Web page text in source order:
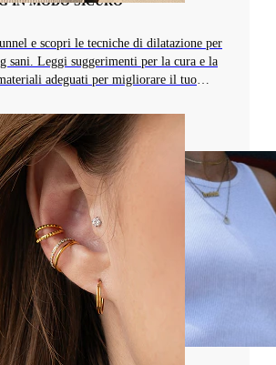
e scopri le tecniche di dilatazione per
sani. Leggi suggerimenti per la cura e la
adeguati per migliorare il tuo